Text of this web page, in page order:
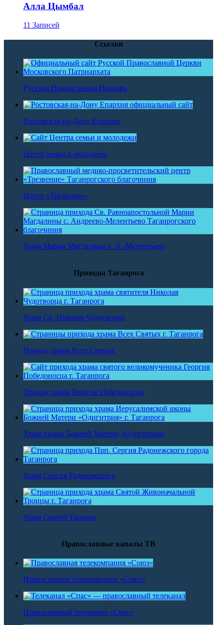
Алла Цымбал
11 Записей
Ссылки
Русская Православная Церковь
Ростовская-на-Дону Епархия
Центр семьи и молодежи
Центр «Трезвение»
Храм Марии Магдалины с. А.-Мелентьево
Приходы Таганрога
Храм Св. Николая Чудотворца
Приход храма Всех Святых
Приход храма Георгия Победоносца
Храм иконы Божией Матери «Одигитрия»
Храм Сергия Радонежского
Храм Святой Троицы
Православные каналы ТВ
Православная телекомпания «Союз»
Православный телеканал «Спас»